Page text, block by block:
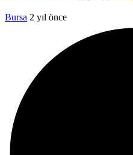
Bursa 2 yıl önce